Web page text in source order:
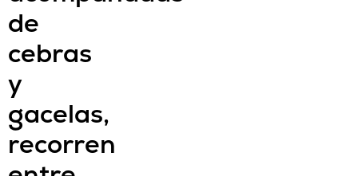
de
cebras
y
gacelas,
recorren